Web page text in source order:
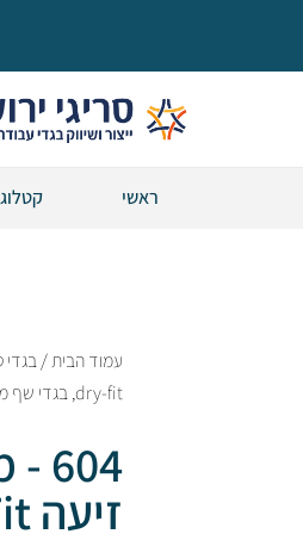
ראשי קטלוג
עמוד הבית/
dry-fit, בגדי שף מעוצבים